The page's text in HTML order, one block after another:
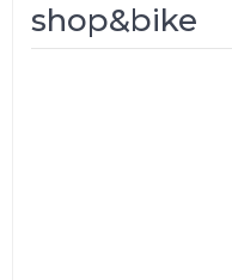
shop&bike